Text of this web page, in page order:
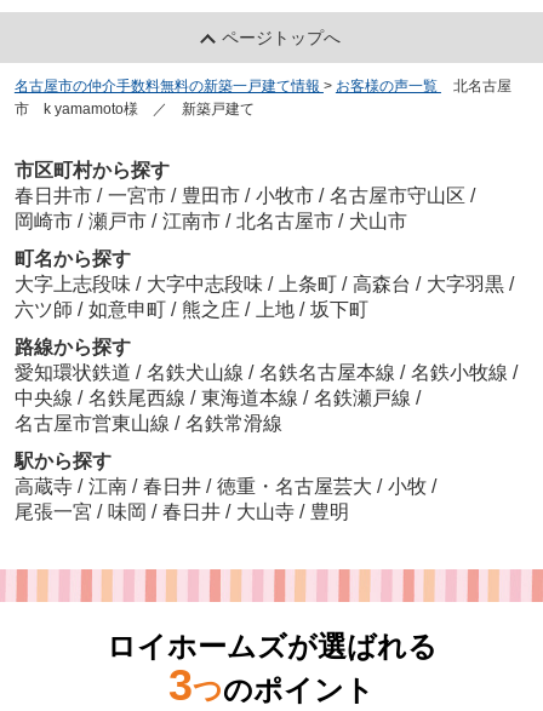
ページトップへ
名古屋市の仲介手数料無料の新築一戸建て情報 > お客様の声一覧
北名古屋
市 k yamamoto様 ／ 新築戸建て
市区町村から探す
春日井市 / 一宮市 / 豊田市 / 小牧市 / 名古屋市守山区 /
岡崎市 / 瀬戸市 / 江南市 / 北名古屋市 / 犬山市
町名から探す
大字上志段味 / 大字中志段味 / 上条町 / 高森台 / 大字羽黒 /
六ツ師 / 如意申町 / 熊之庄 / 上地 / 坂下町
路線から探す
愛知環状鉄道 / 名鉄犬山線 / 名鉄名古屋本線 / 名鉄小牧線 /
中央線 / 名鉄尾西線 / 東海道本線 / 名鉄瀬戸線 /
名古屋市営東山線 / 名鉄常滑線
駅から探す
高蔵寺 / 江南 / 春日井 / 徳重・名古屋芸大 / 小牧 /
尾張一宮 / 味岡 / 春日井 / 大山寺 / 豊明
ロイホームズが選ばれる
3つのポイント